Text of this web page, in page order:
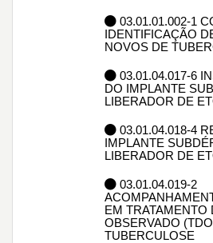
03.01.01.002-1
IDENTIFICAÇÃO
NOVOS DE
03.01.04.017-6
DO IMPLANTE
LIBERADOR DE
03.01.04.018-4
IMPLANTE
LIBERADOR DE
03.01.04.019-2
EM TRATAMENTO
OBSERVADO
TUBERCULOSE